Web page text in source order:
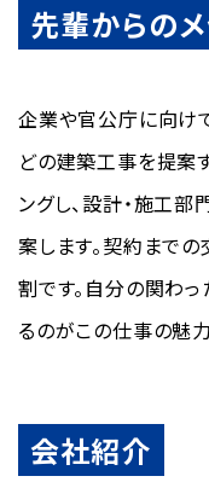
先輩からの
企業や官公庁に向け
どの建築工事を提案
ングし、設計・施工
案します。契約まで
割です。自分の関わ
るのがこの仕事の魅力
会社紹介